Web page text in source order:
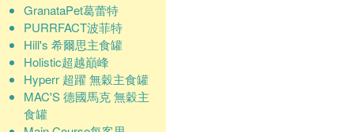
GranataPet葛蕾特
PURRFACT波菲特
Hill's 希爾思主食罐
Holistic超越巔峰
Hyperr 超躍 無穀主食罐
MAC'S 德國馬克 無穀主
食罐